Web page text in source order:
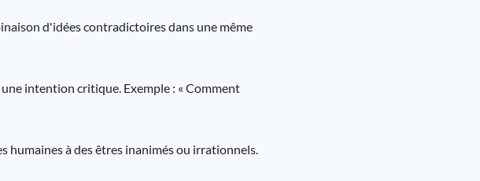
d'idées contradictoires dans une même
intention critique. Exemple : « Comment
humaines à des êtres inanimés ou irrationnels.